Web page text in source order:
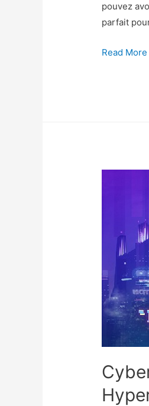
pouvez
parfait
Ludo
Read More